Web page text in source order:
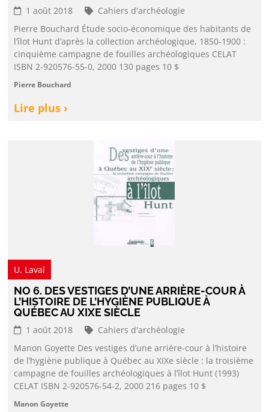
1 août 2018
Cahiers d'archéologie
Pierre Bouchard Étude socio-économique des habitants de
l’îlot Hunt d’après la collection archéologique, 1850-1900 :
cinquième campagne de fouilles archéologiques CELAT
ISBN 2-920576-55-0, 2000 130 pages 10 $
Pierre Bouchard
Lire plus ›
U. Laval
NO 6. DES VESTIGES D’UNE ARRIÈRE-COUR À
L’HISTOIRE DE L’HYGIÈNE PUBLIQUE À
QUÉBEC AU XIXE SIÈCLE
1 août 2018
Cahiers d'archéologie
Manon Goyette Des vestiges d’une arrière-cour à l’histoire
de l’hygiène publique à Québec au XIXe siècle : la troisième
campagne de fouilles archéologiques à l’îlot Hunt (1993)
CELAT ISBN 2-920576-54-2, 2000 216 pages 10 $
Manon Goyette